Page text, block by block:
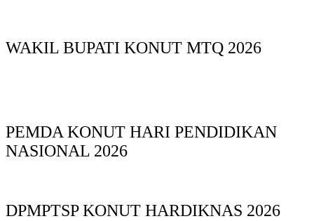
WAKIL BUPATI KONUT MTQ 2026
PEMDA KONUT HARI PENDIDIKAN
NASIONAL 2026
DPMPTSP KONUT HARDIKNAS 2026